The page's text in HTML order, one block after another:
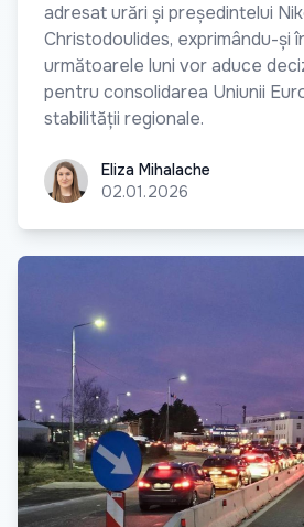
adresat urări și președintelui
Christodoulides, exprimându-și
următoarele luni vor aduce
pentru consolidarea Uniunii
stabilității regionale.
Eliza Mihalache
Eliza Mihalache
02.01.2026